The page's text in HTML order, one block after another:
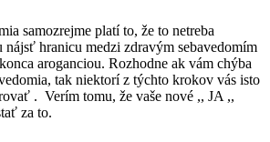
samozrejme platí to, že to netreba
nájsť hranicu medzi zdravým sebavedomím
aroganciou. Rozhodne ak vám chýba
tak niektorí z týchto krokov vás isto
. Verím tomu, že vaše nové ,, JA ,,
za to.